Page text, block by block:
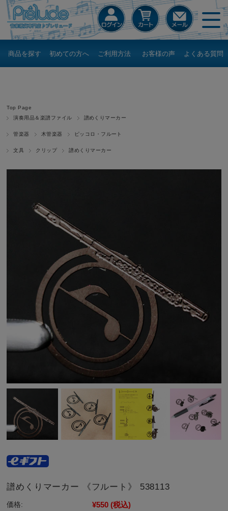
商品を探す 初めての方へ ご利用方法 お客様の声 よくある質問
Top Page
演奏用品＆楽譜ファイル
譜めくりマーカー
管楽器 木管楽器 ピッコロ・フルート
文具 クリップ 譜めくりマーカー
譜めくりマーカー 《フルート》 538113
価格: ¥550 (税込)